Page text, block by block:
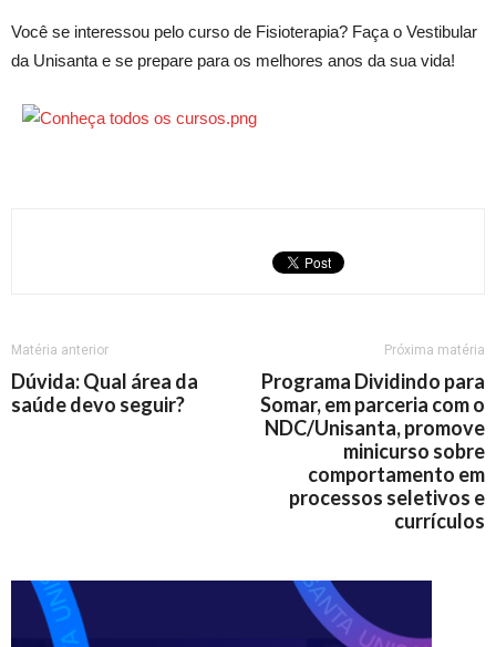
Você se interessou pelo curso de Fisioterapia? Faça o Vestibular
da Unisanta e se prepare para os melhores anos da sua vida!
Matéria anterior
Dúvida: Qual área da
saúde devo seguir?
Próxima matéria
Programa Dividindo para
Somar, em parceria com o
NDC/Unisanta, promove
minicurso sobre
comportamento em
processos seletivos e
currículos